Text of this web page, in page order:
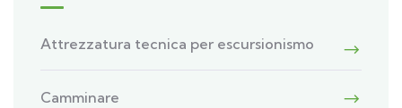
Attrezzatura tecnica per escursionismo
Camminare